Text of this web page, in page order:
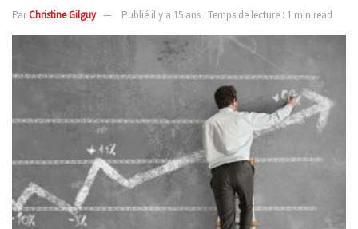
ParChristine Gilguy Publié il y a 15 ans Temps de lecture : 1 min read